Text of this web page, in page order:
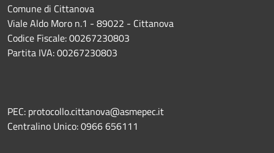
Comune di Cittanova
Viale Aldo Moro n.1 - 89022 - Cittanova
Codice Fiscale: 00267230803
Partita IVA: 00267230803
PEC: protocollo.cittanova@asmepec.it
Centralino Unico: 0966 656111